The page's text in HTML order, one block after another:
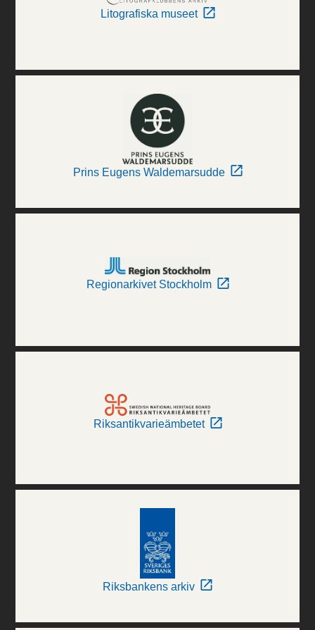
Litografiska museet
Prins Eugens Waldemarsudde
Regionarkivet Stockholm
Riksantikvarieämbetet
Riksbankens arkiv